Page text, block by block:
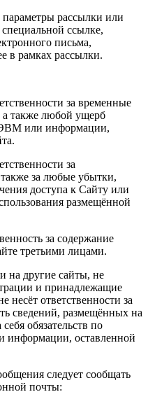
параметры рассылки или
специальной ссылке,
письма,
в рамках рассылки.
за временные
а также любой ущерб
или информации,
за
за любые убытки,
доступа к Сайту или
размещённой
за содержание
третьими лицами.
на другие сайты, не
и принадлежащие
ответственности за
сведений, размещённых на
обязательств по
информации, оставленной
следует сообщать
почты: